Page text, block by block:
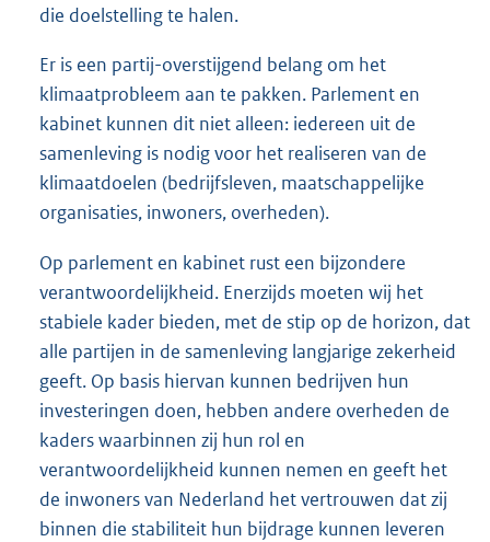
die doelstelling te halen.
Er is een partij-overstijgend belang om het
klimaatprobleem aan te pakken. Parlement en
kabinet kunnen dit niet alleen: iedereen uit de
samenleving is nodig voor het realiseren van de
klimaatdoelen (bedrijfsleven, maatschappelijke
organisaties, inwoners, overheden).
Op parlement en kabinet rust een bijzondere
verantwoordelijkheid. Enerzijds moeten wij het
stabiele kader bieden, met de stip op de horizon, dat
alle partijen in de samenleving langjarige zekerheid
geeft. Op basis hiervan kunnen bedrijven hun
investeringen doen, hebben andere overheden de
kaders waarbinnen zij hun rol en
verantwoordelijkheid kunnen nemen en geeft het
de inwoners van Nederland het vertrouwen dat zij
binnen die stabiliteit hun bijdrage kunnen leveren